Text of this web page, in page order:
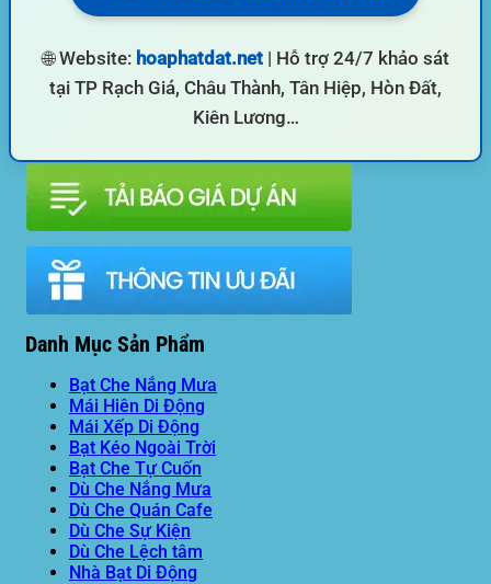
🌐 Website: hoaphatdat.net| Hỗ trợ 24/7 khảo sát
tại TP Rạch Giá, Châu Thành, Tân Hiệp, Hòn Đất,
Kiên Lương…
Danh Mục Sản Phẩm
Bạt Che Nắng Mưa
Mái Hiên Di Động
Mái Xếp Di Động
Bạt Kéo Ngoài Trời
Bạt Che Tự Cuốn
Dù Che Nắng Mưa
Dù Che Quán Cafe
Dù Che Sự Kiện
Dù Che Lệch tâm
Nhà Bạt Di Động